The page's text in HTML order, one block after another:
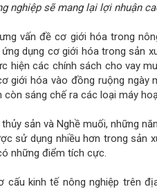
nghiệp sẽ mang lại lợi nhuận
vấn đề cơ giới hóa trong
dụng cơ giới hóa trong sản
hiện các chính sách cho vay
giới hóa vào đồng ruộng ngày
sáng chế ra các loại máy
sản và Nghề muối, những
sử dụng nhiều hơn trong sản
những điểm tích cực.
kinh tế nông nghiệp trên